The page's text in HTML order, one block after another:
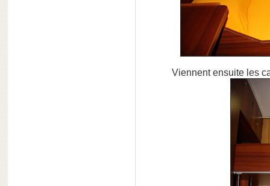
Viennent ensuite les